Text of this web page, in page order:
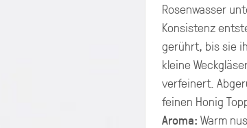
Rosenwasser
Konsistenz
gerührt, bis sie
kleine
verfeinert.
feinen Honig
Aroma: Warm
Preisangaben in: